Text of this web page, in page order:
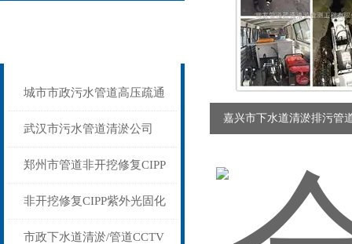
城市市政污水管道高压疏通
清淤清洗检测
武汉市污水管道清淤公司
137 5528 4027
郑州市管道非开挖修复CIPP
紫外光固化修复原位内衬法
非开挖修复CIPP紫外光固化
施工技术
市政下水道清淤/管道CCTV
嘉兴市下水道清淤排污管